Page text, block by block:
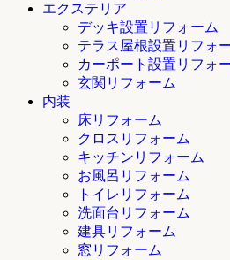
エクステリア
デッキ設置リフォーム
テラス屋根設置リフォ
カーポート設置リフォ
玄関リフォーム
内装
床リフォーム
クロスリフォーム
キッチンリフォーム
お風呂リフォーム
トイレリフォーム
洗面台リフォーム
建具リフォーム
窓リフォーム